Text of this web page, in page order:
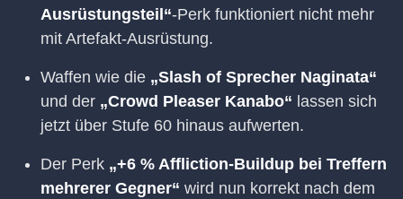
Ausrüstungsteil“-Perk funktioniert nicht mehr
mit Artefakt-Ausrüstung.
Waffen wie die „Slash of Sprecher Naginata“
und der „Crowd Pleaser Kanabo“ lassen sich
jetzt über Stufe 60 hinaus aufwerten.
Der Perk „+6 % Affliction-Buildup bei Treffern
mehrerer Gegner“ wird nun korrekt nach dem